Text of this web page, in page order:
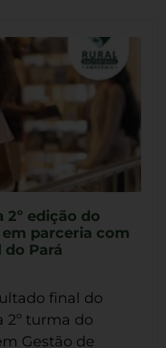
2º edição do
parceria com
do Pará
final do
2º turma do
Gestão de